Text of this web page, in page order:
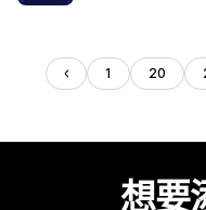
1 20
想要